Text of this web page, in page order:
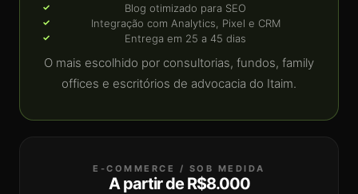
Blog otimizado para SEO
Integração com Analytics, Pixel e CRM
Entrega em 25 a 45 dias
O mais escolhido por consultorias, fundos, family
offices e escritórios de advocacia do Itaim.
E-COMMERCE / SOB MEDIDA
A partir de R$8.000